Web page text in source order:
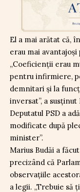
El a mai arătat că,
erau mai
„Coeficienții erau
pentru infirmiere,
demnitari și la
inversat”, a susținut
Deputatul PSD a
modificate după
minister”.
Marius Budăi a
precizând că
observațiile
a legii. „Trebuie să